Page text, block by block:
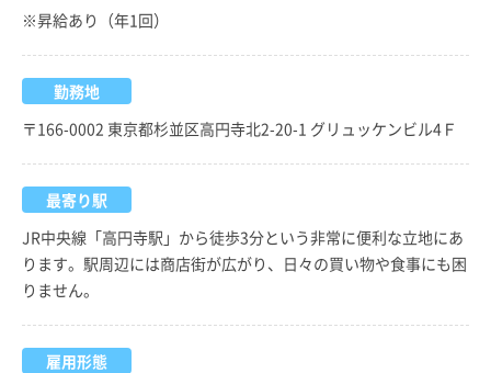
※昇給あり（年1回）
勤務地
〒166-0002 東京都杉並区高円寺北2-20-1 グリュッケンビル4Ｆ
最寄り駅
JR中央線「高円寺駅」から徒歩3分という非常に便利な立地にあ
ります。駅周辺には商店街が広がり、日々の買い物や食事にも困
りません。
雇用形態